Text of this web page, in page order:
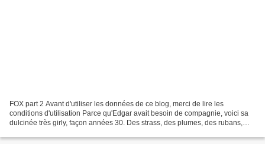
FOX part 2 Avant d'utiliser les données de ce blog, merci de lire les
conditions d'utilisation Parce qu'Edgar avait besoin de compagnie, voici sa
dulcinée très girly, façon années 30. Des strass, des plumes, des rubans,